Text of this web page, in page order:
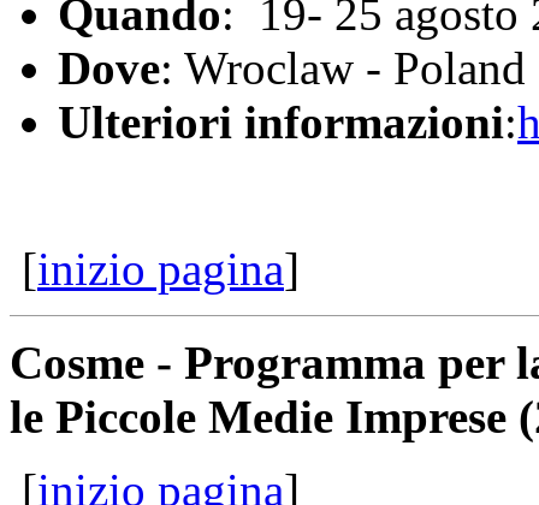
Quando: 19- 25 agosto
Dove: Wroclaw - Poland
Ulteriori informazioni:
[inizio pagina]
Cosme - Programma per
le Piccole Medie Imprese
[inizio pagina]